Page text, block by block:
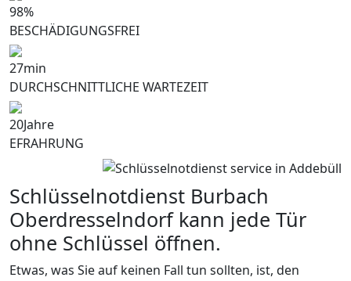
98%
BESCHÄDIGUNGSFREI
27min
DURCHSCHNITTLICHE WARTEZEIT
20Jahre
EFRAHRUNG
Schlüsselnotdienst Burbach
Oberdresselndorf kann jede Tür
ohne Schlüssel öffnen.
Etwas, was Sie auf keinen Fall tun sollten, ist, den